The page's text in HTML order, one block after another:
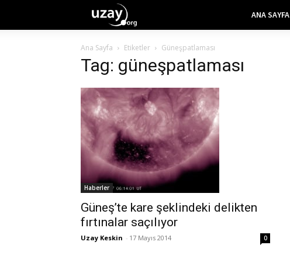
ANA SAYFA
Ana Sayfa Etiketler Güneşpatlaması
Tag: güneşpatlaması
Haberler
Güneş’te kare şeklindeki delikten
fırtınalar saçılıyor
Uzay Keskin - 17 Mayıs 2014 0